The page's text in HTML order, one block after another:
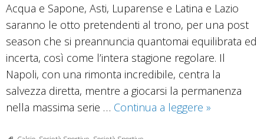
Acqua e Sapone, Asti, Luparense e Latina e Lazio
saranno le otto pretendenti al trono, per una post
season che si preannuncia quantomai equilibrata ed
incerta, così come l’intera stagione regolare. Il
Napoli, con una rimonta incredibile, centra la
salvezza diretta, mentre a giocarsi la permanenza
nella massima serie … Continua a leggere Real
»